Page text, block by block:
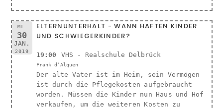
MI.
30
JAN.
2019
ELTERNUNTERHALT - WANN HAFTEN KINDER
UND SCHWIEGERKINDER?
19:00 VHS - Realschule Delbrück
Frank d’Alquen
Der alte Vater ist im Heim, sein Vermögen
ist durch die Pflegekosten aufgebraucht
worden. Müssen die Kinder nun Haus und Hof
verkaufen, um die weiteren Kosten zu